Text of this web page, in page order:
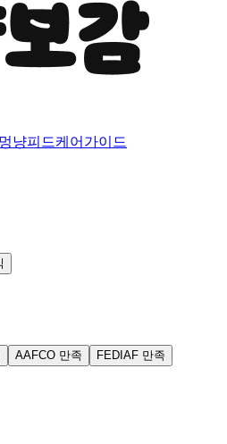
멍냥피드케어가이드
AAFCO 만족
FEDIAF 만족